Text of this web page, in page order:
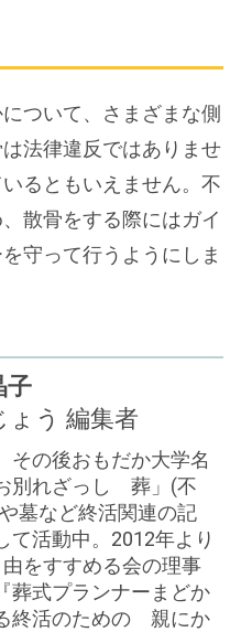
ついて、さまざまな側
法律違反ではありませ
るともいえません。不
散骨をする際にはガイ
守って行うようにしま
子
ょう 編集者
その後おもだか大学名
別れざっし 葬」(不
墓など終活関連の記
て活動中。2012年より
をすすめる会の理事
葬式プランナーまどか
終活のための 親にか